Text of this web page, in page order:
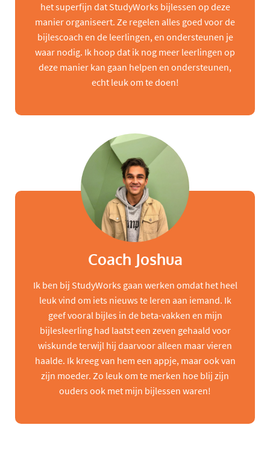
het superfijn dat StudyWorks bijlessen op deze
manier organiseert. Ze regelen alles goed voor de
bijlescoach en de leerlingen, en ondersteunen je
waar nodig. Ik hoop dat ik nog meer leerlingen op
deze manier kan gaan helpen en ondersteunen,
echt leuk om te doen!
Coach Joshua
Ik ben bij StudyWorks gaan werken omdat het heel
leuk vind om iets nieuws te leren aan iemand. Ik
geef vooral bijles in de beta-vakken en mijn
bijlesleerling had laatst een zeven gehaald voor
wiskunde terwijl hij daarvoor alleen maar vieren
haalde. Ik kreeg van hem een appje, maar ook van
zijn moeder. Zo leuk om te merken hoe blij zijn
ouders ook met mijn bijlessen waren!